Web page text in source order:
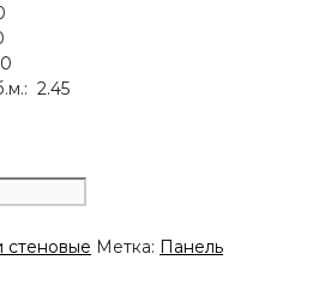
2.45
стеновые Метка: Панель